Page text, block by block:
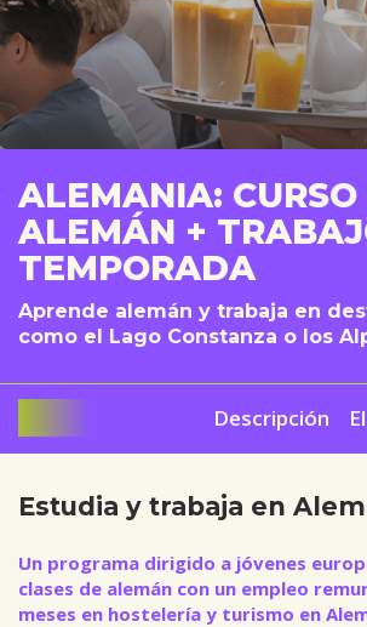
ALEMANIA: CURSO
ALEMÁN +
TEMPORADA
Aprende alemán y trabaja en
como el Lago Constanza o los
Descripción
Estudia y trabaja en
Un programa dirigido a jóvenes
clases de alemán con un empleo
meses en hostelería y turismo en